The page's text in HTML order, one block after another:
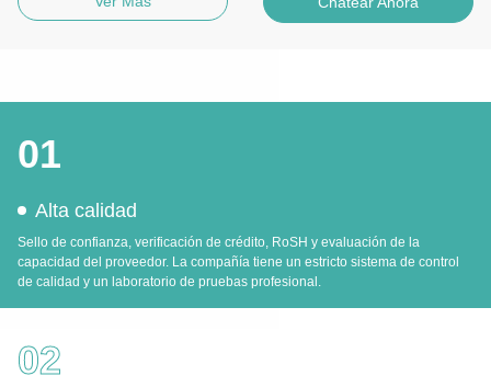
01
Alta calidad
Sello de confianza, verificación de crédito, RoSH y evaluación de la
capacidad del proveedor. La compañía tiene un estricto sistema de control
de calidad y un laboratorio de pruebas profesional.
02